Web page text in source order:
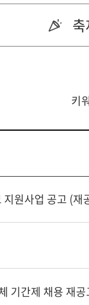
키
원사업 공고 (재
기간제 채용 재공